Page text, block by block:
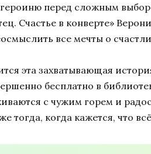
героиню перед сложным
Счастье в конверте»
все мечты о
эта захватывающая
бесплатно в
с чужим горем и
тогда, когда кажется, что